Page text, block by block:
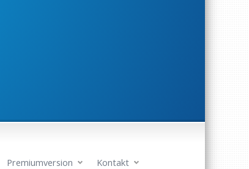
Premiumversion Kontakt